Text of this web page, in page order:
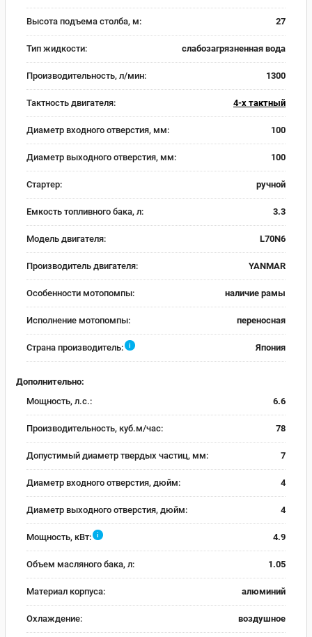
Высота подъема столба, м: 27
Тип жидкости: слабозагрязненная вода
Производительность, л/мин: 1300
Тактность двигателя: 4-х тактный
Диаметр входного отверстия, мм: 100
Диаметр выходного отверстия, мм: 100
Стартер: ручной
Емкость топливного бака, л: 3.3
Модель двигателя: L70N6
Производитель двигателя: YANMAR
Особенности мотопомпы: наличие рамы
Исполнение мотопомпы: переносная
Страна производитель: i Япония
Дополнительно:
Мощность, л.с.:
6.6
Производительность, куб.м/час: 78
Допустимый диаметр твердых частиц, мм: 7
Диаметр входного отверстия, дюйм: 4
Диаметр выходного отверстия, дюйм: 4
Мощность, кВт: i 4.9
Объем масляного бака, л: 1.05
Материал корпуса: алюминий
Охлаждение: воздушное